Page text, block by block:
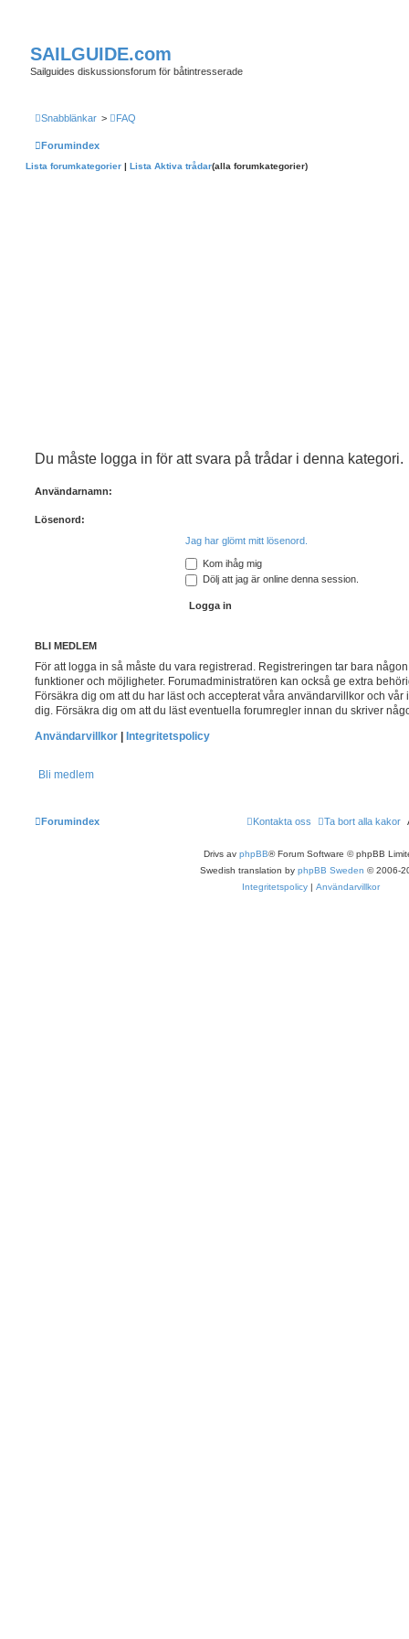
SAILGUIDE.com
Sailguides diskussionsforum för båtintresserade
Snabblänkar > FAQ
Forumindex
Lista forumkategorier | Lista Aktiva trådar(alla forumkategorier)
Du måste logga in för att svara på trådar i denna kategori.
Användarnamn:
Lösenord:
Jag har glömt mitt lösenord.
Kom ihåg mig
Dölj att jag är online denna session.
BLI MEDLEM
För att logga in så måste du vara registrerad. Registreringen tar bara
funktioner och möjligheter. Forumadministratören kan också ge extra
Försäkra dig om att du har läst och accepterat våra användarvillkor och
dig. Försäkra dig om att du läst eventuella forumregler innan du skriver
Användarvillkor
Integritetspolicy
Bli medlem
Forumindex Ta bort alla kakor
Kontakta oss
Drivs av phpBB® Forum Software © phpBB
Swedish translation by phpBB Sweden © 2006-
Integritetspolicy | Användarvillkor